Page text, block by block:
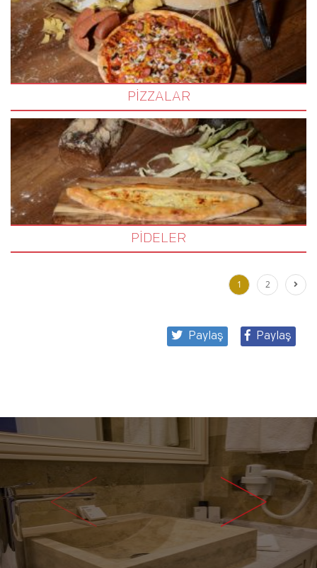
PİZZALAR
PİDELER
1 2
Paylaş
Paylaş
< >